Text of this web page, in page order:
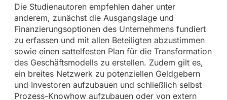
Die Studienautoren empfehlen daher unter
anderem, zunächst die Ausgangslage und
Finanzierungsoptionen des Unternehmens fundiert
zu erfassen und mit allen Beteiligten abzustimmen
sowie einen sattelfesten Plan für die Transformation
des Geschäftsmodells zu erstellen. Zudem gilt es,
ein breites Netzwerk zu potenziellen Geldgebern
und Investoren aufzubauen und schließlich selbst
Prozess-Knowhow aufzubauen oder von extern